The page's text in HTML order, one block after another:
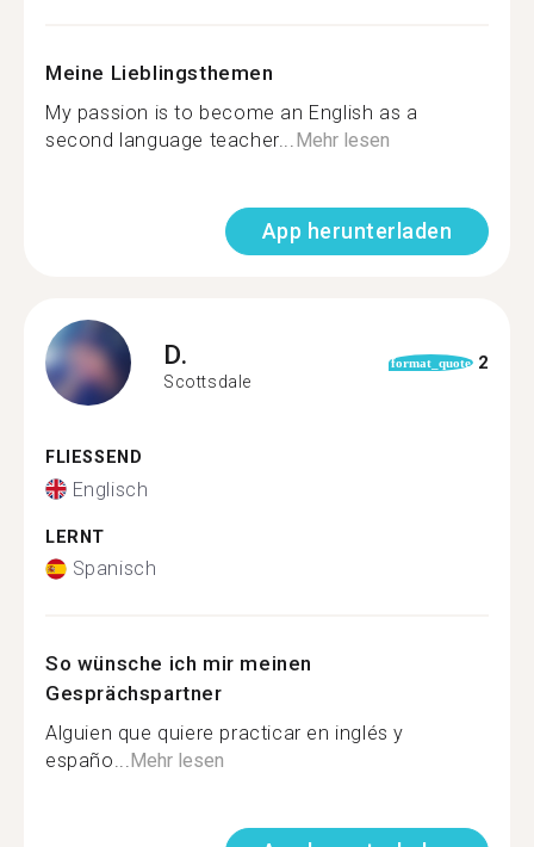
Meine Lieblingsthemen
My passion is to become an English as a
second language teacher...Mehr lesen
App herunterladen
D.
Scottsdale
format_quote 2
FLIESSEND
Englisch
LERNT
Spanisch
So wünsche ich mir meinen
Gesprächspartner
Alguien que quiere practicar en inglés y
españo...Mehr lesen